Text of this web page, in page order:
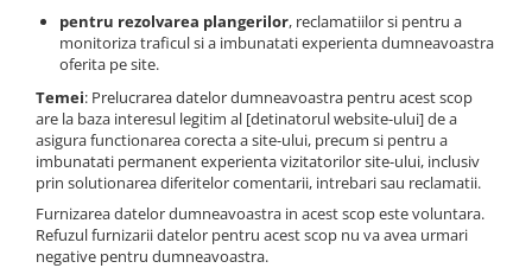
pentru rezolvarea plangerilor, reclamatiilor si pentru a
monitoriza traficul si a imbunatati experienta dumneavoastra
oferita pe site.
Temei: Prelucrarea datelor dumneavoastra pentru acest scop
are la baza interesul legitim al [detinatorul website-ului] de a
asigura functionarea corecta a site-ului, precum si pentru a
imbunatati permanent experienta vizitatorilor site-ului, inclusiv
prin solutionarea diferitelor comentarii, intrebari sau reclamatii.
Furnizarea datelor dumneavoastra in acest scop este voluntara.
Refuzul furnizarii datelor pentru acest scop nu va avea urmari
negative pentru dumneavoastra.